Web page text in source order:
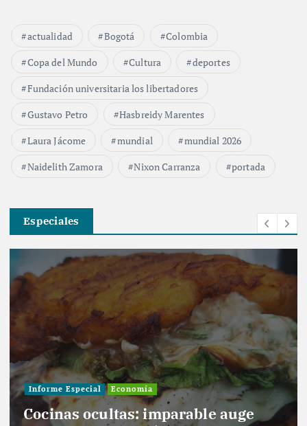
actualidad Bogotá
Colombia
Copa del Mundo
Cultura
deportes
Fundación universitaria los libertadores
Gustavo Petro
Hasbreidy Marentes
Laura Jácome
mundial
mundial 2026
Naidelith Zamora
Nixon Carranza portada
Especiales
auge
Artículos Informe Especial